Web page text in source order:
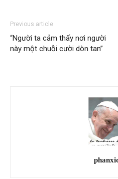
Previous article
“Người ta cảm thấy nơi người
này một chuỗi cười dòn tan”